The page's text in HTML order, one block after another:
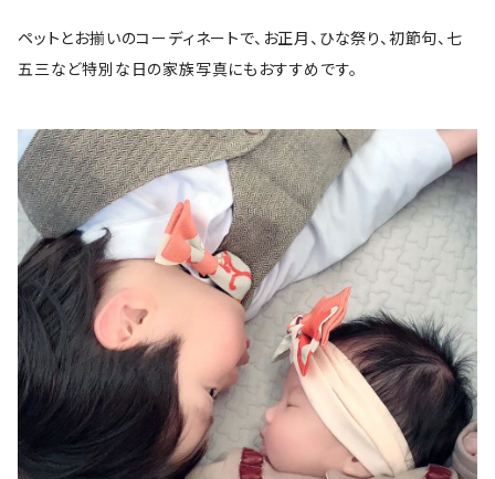
ペットとお揃いのコーディネートで、お正月、ひな祭り、初節句、七
五三など特別な日の家族写真にもおすすめです。